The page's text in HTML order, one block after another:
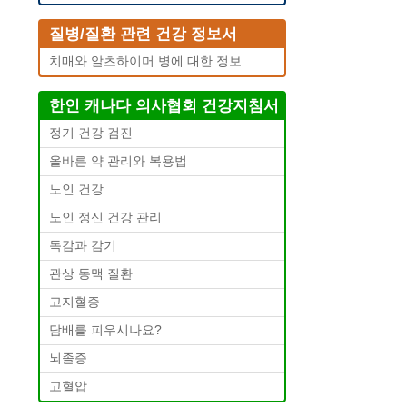
질병/질환 관련 건강 정보서
치매와 알츠하이머 병에 대한 정보
한인 캐나다 의사협회 건강지침서
정기 건강 검진
올바른 약 관리와 복용법
노인 건강
노인 정신 건강 관리
독감과 감기
관상 동맥 질환
고지혈증
담배를 피우시나요?
뇌졸증
고혈압